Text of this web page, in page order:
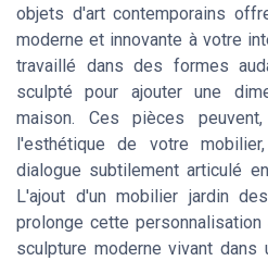
objets d'art contemporains
moderne et innovante à votre
travaillé dans des formes
sculpté pour ajouter une
maison. Ces pièces
l'esthétique de votre
dialogue subtilement articulé
L'ajout d'un mobilier jardin
prolonge cette personnalisation
sculpture moderne vivant dans